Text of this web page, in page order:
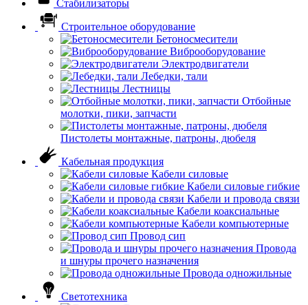
Стабилизаторы
Строительное оборудование
Бетоносмесители
Виброоборудование
Электродвигатели
Лебедки, тали
Лестницы
Отбойные
молотки, пики, запчасти
Пистолеты монтажные, патроны, дюбеля
Кабельная продукция
Кабели силовые
Кабели силовые гибкие
Кабели и провода связи
Кабели коаксиальные
Кабели компьютерные
Провод сип
Провода
и шнуры прочего назначения
Провода одножильные
Светотехника